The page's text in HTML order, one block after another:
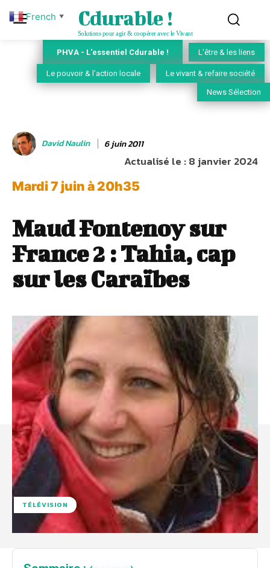
Cdurable !
Solutions pour agir & coopérer avec le Vivant
PHVA - L'essentiel Cdurable ! L'être & les liens
Le pouvoir & l'action locale Le vivant & refaire société
News Sélection
David Naulin 6 juin 2011
Actualisé le :8 janvier 2024
Mardi 7 juin à 20h35
Maud Fontenoy sur
France 2 : Tahia, cap
sur les Caraïbes
TÉLÉVISION
French ▼